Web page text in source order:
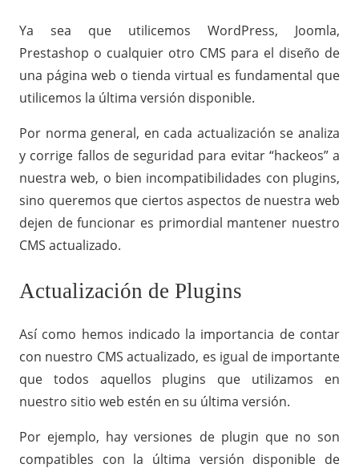
Ya sea que utilicemos WordPress, Joomla,
Prestashop o cualquier otro CMS para el diseño de
una página web o tienda virtual es fundamental que
utilicemos la última versión disponible.
Por norma general, en cada actualización se analiza
y corrige fallos de seguridad para evitar “hackeos” a
nuestra web, o bien incompatibilidades con plugins,
sino queremos que ciertos aspectos de nuestra web
dejen de funcionar es primordial mantener nuestro
CMS actualizado.
Actualización de Plugins
Así como hemos indicado la importancia de contar
con nuestro CMS actualizado, es igual de importante
que todos aquellos plugins que utilizamos en
nuestro sitio web estén en su última versión.
Por ejemplo, hay versiones de plugin que no son
compatibles con la última versión disponible de